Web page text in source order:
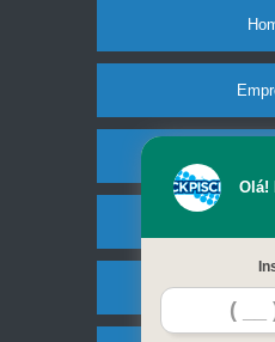
Olá!